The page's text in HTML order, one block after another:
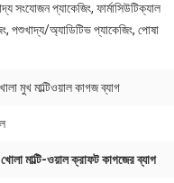
সংযোজন প্যাকেজিং, ফার্মাসিউটিক্যাল
পশুখাদ্য/অ্যাডিটিভ প্যাকেজিং, পোষা
মুখ মাল্টিওয়াল কাগজ ব্যাগ
মাল্টি-ওয়াল ক্রাফট কাগজের ব্যাগ